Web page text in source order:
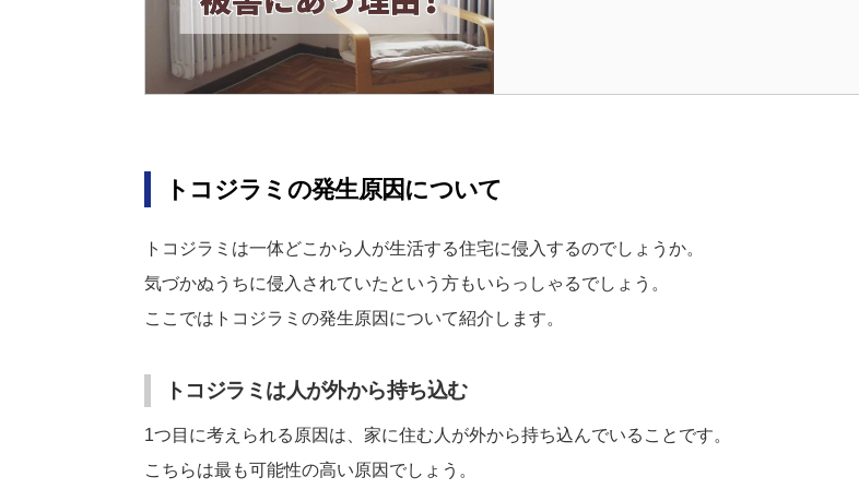
トコジラミの発生原因について
トコジラミは一体どこから人が生活する住宅に侵入するのでしょうか。
気づかぬうちに侵入されていたという方もいらっしゃるでしょう。
ここではトコジラミの発生原因について紹介します。
トコジラミは人が外から持ち込む
1つ目に考えられる原因は、家に住む人が外から持ち込んでいることです。
こちらは最も可能性の高い原因でしょう。